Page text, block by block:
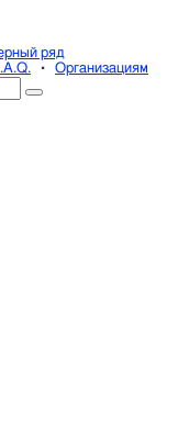
ряд
▪ Организациям